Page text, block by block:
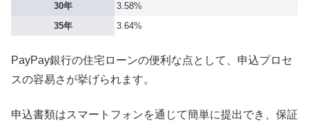
30年
3.58%
35年
3.64%
PayPay銀行の住宅ローンの便利な点として、申込プロセ
スの容易さが挙げられます。
申込書類はスマートフォンを通じて簡単に提出でき、保証